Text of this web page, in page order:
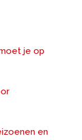
je op
en